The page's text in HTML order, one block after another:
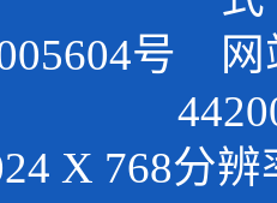
号 网
X 768分